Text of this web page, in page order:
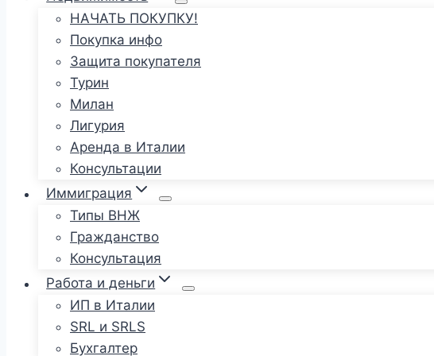
НАЧАТЬ ПОКУПКУ!
Покупка инфо
Защита покупателя
Турин
Милан
Лигурия
Аренда в Италии
Консультации
Иммиграция
Типы ВНЖ
Гражданство
Консультация
Работа и деньги
ИП в Италии
SRL и SRLS
Бухгалтер